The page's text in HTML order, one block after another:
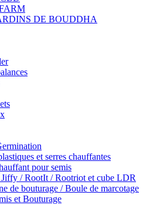
DE BOUDDHA
et serres chauffantes
pour semis
Jiffy / RootIt / Rootriot et cube LDR
de bouturage / Boule de marcotage
et Bouturage